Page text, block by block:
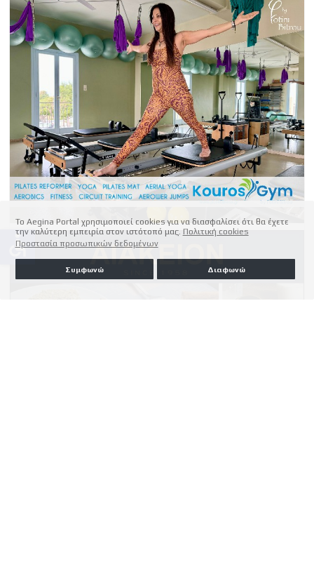
Το Aegina Portal χρησιμοποιεί cookies για να διασφαλίσει ότι θα έχετε
την καλύτερη εμπειρία στον ιστότοπό μας. Πολιτική cookies
Προστασία προσωπικών δεδομένων
Συμφωνώ Διαφωνώ
accessible